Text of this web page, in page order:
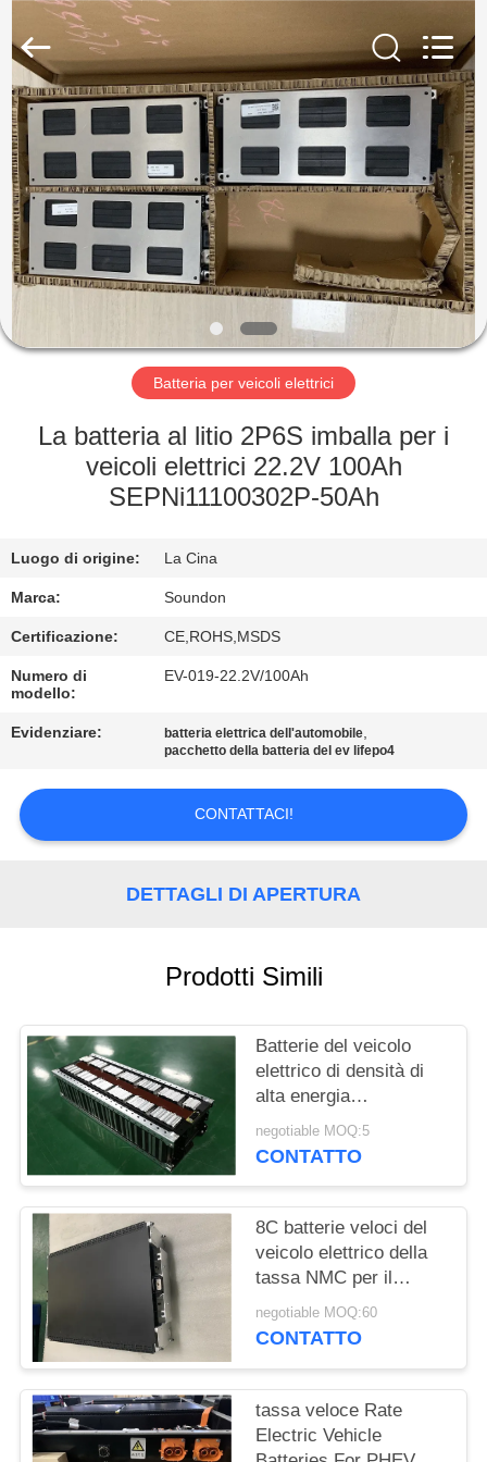
CASA
PRODOTTI
MOSTRA
VR
CIRCA
CONTROLLO
DI
QUALITÀ
CONTATTICI
RICHIEDA
UNA
CITAZIONE
SITO
POLITICA
SULLA
PRIVACY
New
Energy
Technology
Co,.Ltd..
Rights
Reserved.
Batteria per veicoli elettrici
La batteria al litio 2P6S imballa per i
veicoli elettrici 22.2V 100Ah
SEPNi11100302P-50Ah
Luogo di origine: La Cina
Marca: Soundon
Certificazione: CE,ROHS,MSDS
Numero di
modello:
EV-019-22.2V/100Ah
Evidenziare: batteria elettrica dell'automobile,
pacchetto della batteria del ev lifepo4
CONTATTACI!
DETTAGLI DI APERTURA
Prodotti Simili
Batterie del veicolo
elettrico di densità di
alta energia
29.2V128Ah per
l'automobile, Van,
negotiable MOQ:5
CONTATTO
8C batterie veloci del
veicolo elettrico della
tassa NMC per il
pacchetto della batteria
di PHEV
negotiable MOQ:60
CONTATTO
tassa veloce Rate
Electric Vehicle